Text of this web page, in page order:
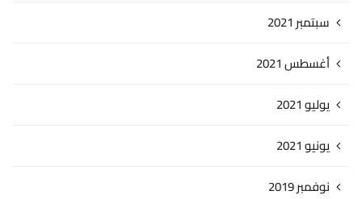
سبتمبر 2021
أغسطس 2021
يوليو 2021
يونيو 2021
نوفمبر 2019